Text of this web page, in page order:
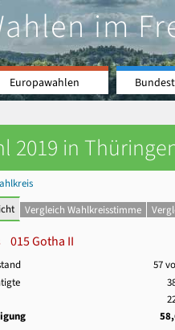
im
Europawahlen
2019 in
Vergleich Wahlkreisstimme
015 Gotha II
57